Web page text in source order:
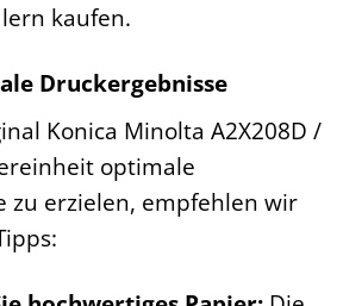
kaufen.
Druckergebnisse
Konica Minolta A2X208D /
optimale
zu erzielen, empfehlen wir